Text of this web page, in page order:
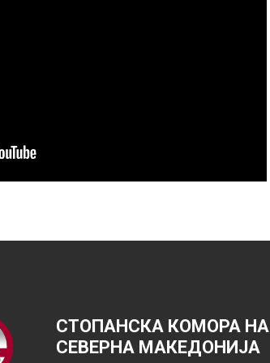
СТОПАНСКА КОМОРА НА
СЕВЕРНА МАКЕДОНИЈА